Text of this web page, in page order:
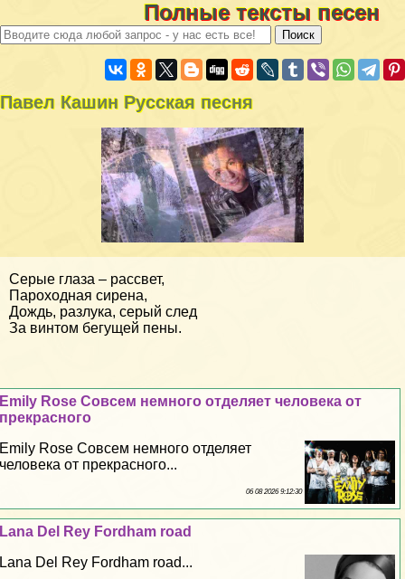
Полные тексты песен
Павел Кашин Русская песня
Серые глаза – рассвет,
Пароходная сирена,
Дождь, разлука, серый след
За винтом бегущей пены.
Emily Rose Совсем немного отделяет человека от
прекрасного
Emily Rose Совсем немного отделяет
человека от прекрасного...
06 08 2026 9:12:30
Lana Del Rey Fordham road
Lana Del Rey Fordham road...